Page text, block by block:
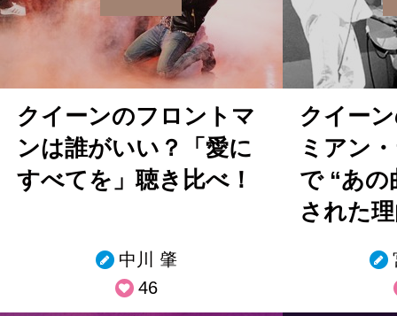
クイーンのフロントマ
ンは誰がいい？「愛に
すべてを」聴き比べ！
中川 肇
46
クイー
ミアン
で “あの
された